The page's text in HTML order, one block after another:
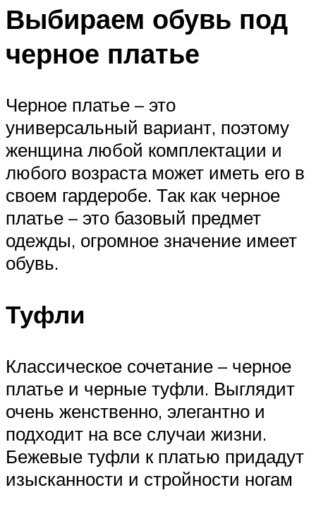
Выбираем обувь под
черное платье
Черное платье – это
универсальный вариант, поэтому
женщина любой комплектации и
любого возраста может иметь его в
своем гардеробе. Так как черное
платье – это базовый предмет
одежды, огромное значение имеет
обувь.
Туфли
Классическое сочетание – черное
платье и черные туфли. Выглядит
очень женственно, элегантно и
подходит на все случаи жизни.
Бежевые туфли к платью придадут
изысканности и стройности ногам